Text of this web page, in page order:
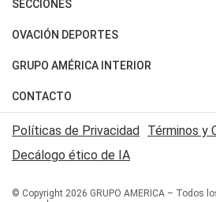
Últimas Noticias
Política
Judiciales
Economia
SECCIONES
Horóscopo
Motores
Trucos caseros
Series y Películas
Edictos y Solicitadas
OVACIÓN DEPORTES
Fútbol
Mundial
Automovilismo
Rugby
Básquet
GRUPO AMÉRICA INTERIOR
Canal 7 en Vivo
San Juan 8
CONTACTO
Acerca de Nosotros
Contactanos
Políticas de Privacidad Términos y
Decálogo ético de IA
© Copyright 2026 GRUPO AMERICA – Todos